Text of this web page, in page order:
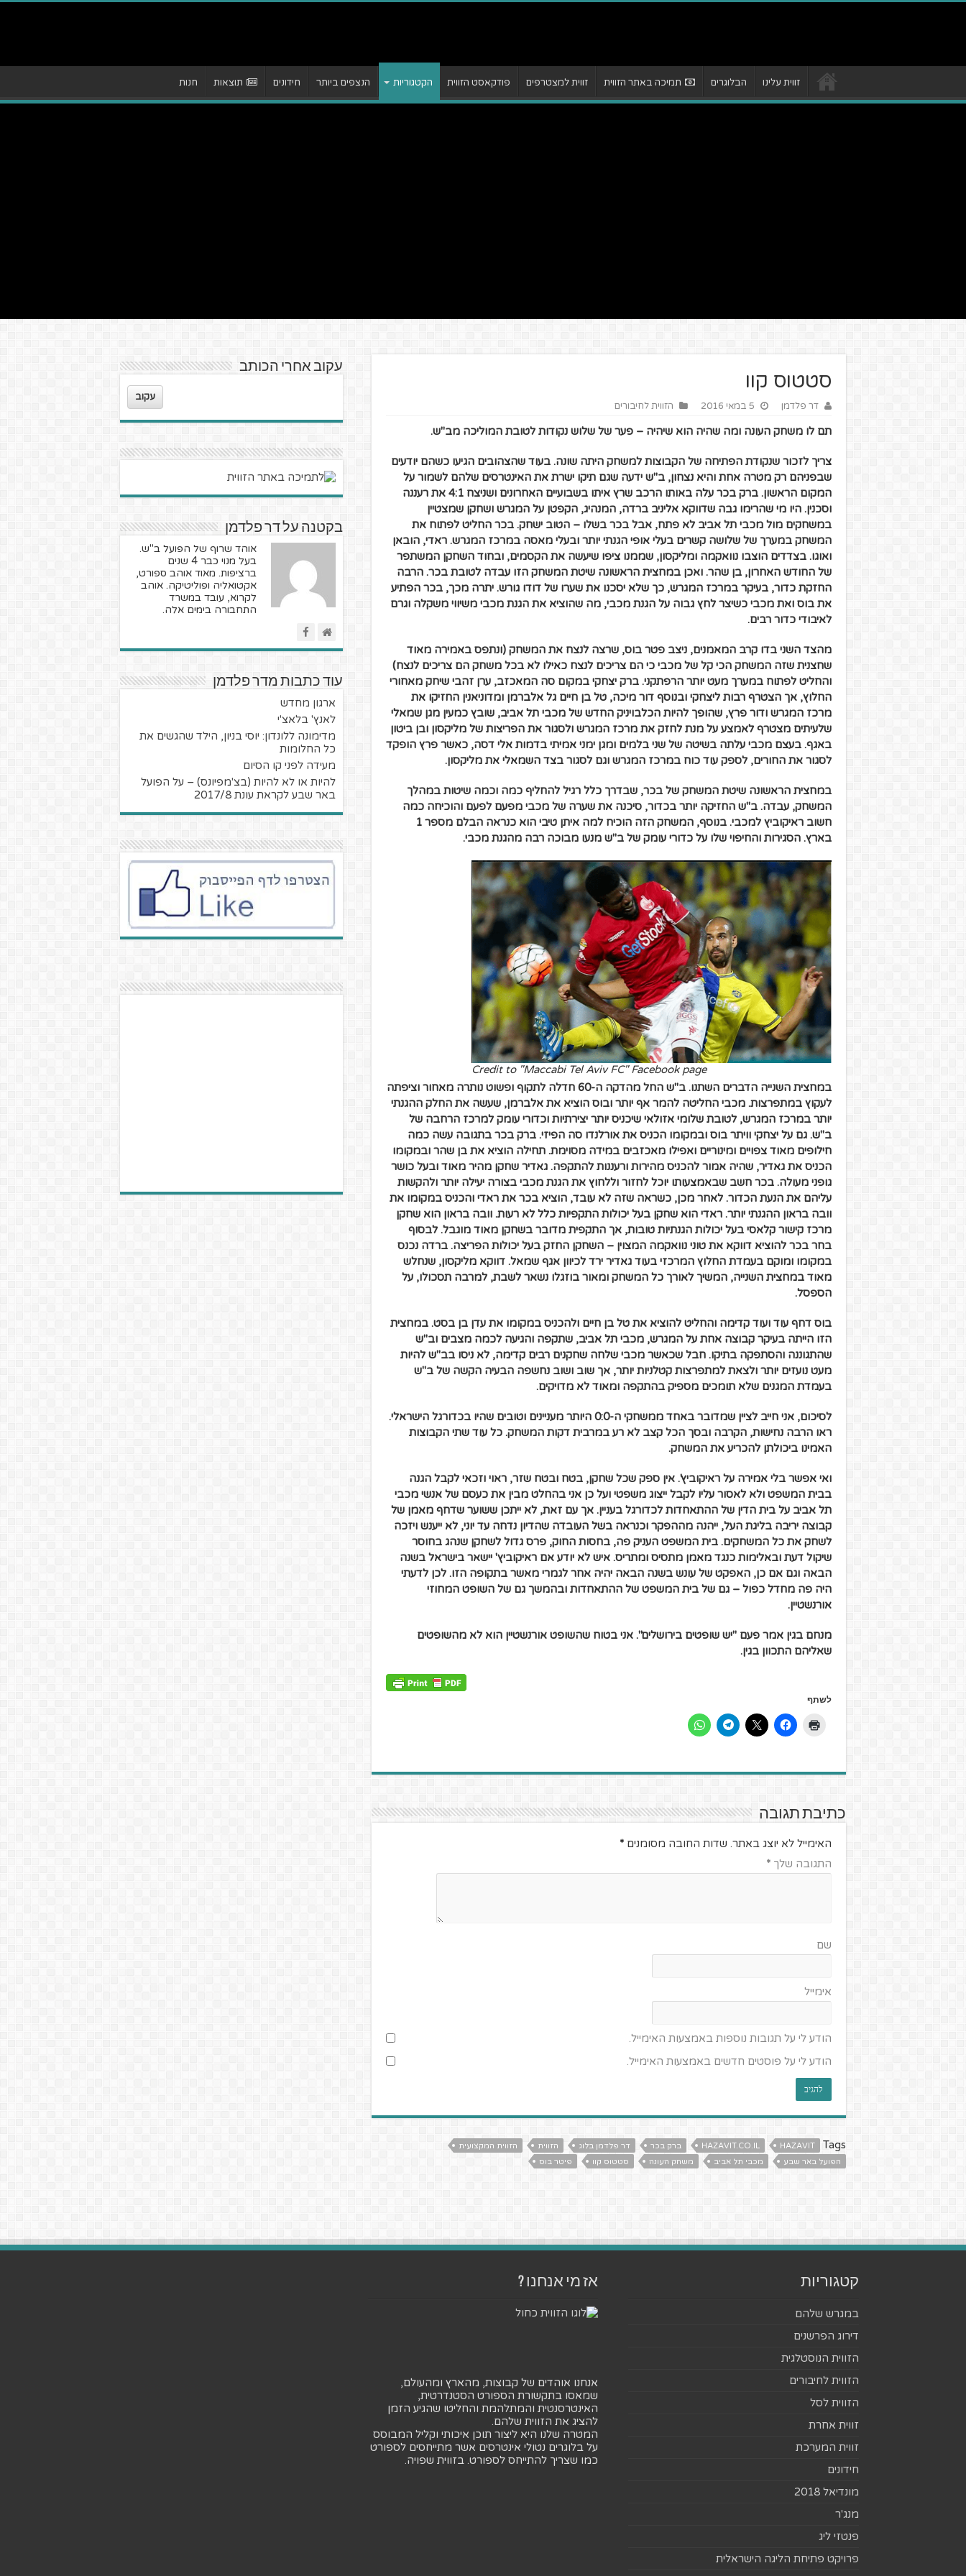
זווית עלינו הבלוגרים תמיכה באתר הזווית זווית למצטרפים פודקאסט הזווית הקטגוריות הנצפים ביותר חידונים תוצאות חנות
סטטוס קוו
דר פלדמן 5 במאי 2016 הזווית לחיבורים
תם לו משחק העונה ומה שהיה הוא שיהיה – פער של שלוש נקודות לטובת המוליכה מב"ש.
צריך לזכור שנקודת הפתיחה של הקבוצות למשחק היתה שונה. בעוד שהצהובים הגיעו כשהם יודעים
שבפניהם רק מטרה אחת והיא נצחון, ב"ש ידעה שגם תיקו ישרת את האינטרסים שלהם לשמור על
המקום הראשון.
ברק בכר עלה באותו הרכב שרץ איתו בשבועיים האחרונים ושניצח 4:1 את רעננה
וסכנין. היו מי שהרימו גבה שדווקא אליניב ברדה, המנהיג, הקפטן על המגרש ושחקן שמצטיין
במשחקים מול מכבי תל אביב לא פתח, אבל בכר בשלו – הטוב ישחק. בכר החליט לפתוח את
המשחק במערך של שלושה קשרים בעלי אופי הגנתי יותר ובעלי מאסה במרכז המגרש. ראדי, הובאן
ואוגו. בצדדים הוצבו נוואקמה ומליקסון, שממנו ציפו שיעשה את הקסמים, ובחוד השחקן המשתפר
של החודש האחרון, בן שהר. ואכן במחצית הראשונה שיטת המשחק הזו עבדה לטובת בכר. הרבה
החזקת כדור, בעיקר במרכז המגרש, כך שלא יסכנו את שערו של דודו גורש. יתרה מכך, בכר הפתיע
את בוס ואת מכבי כשיצר לחץ גבוה על הגנת מכבי, מה שהוציא את הגנת מכבי משיווי משקלה וגרם
לאיבודי כדור רבים.
מהצד השני בדו קרב המאמנים, ניצב פטר בוס, שרצה לנצח את המשחק (ונתפס באמירה מאוד
שחצנית שזה המשחק הכי קל של מכבי כי הם צריכים לנצח כאילו לא בכל משחק הם צריכים לנצח)
והחליט לפתוח במערך מעט יותר הרפתקני. ברק יצחקי במקום סה המאכזב, ערן זהבי שיחק מאחורי
החלוץ, אך הצטרף רבות ליצחקי ובנוסף דור מיכה, טל בן חיים גל אלברמן ומדוניאנין החזיקו את
מרכז המגרש ודור פרץ, שהופך להיות הכלבויניק החדש של מכבי תל אביב, שובץ כמעין מגן שמאלי
שלעיתים מצטרף לאמצע על מנת לחזק את מרכז המגרש ולסגור את הפריצות של מליקסון ובן ביטון
באגף. בעצם מכבי עלתה בשיטה של שני בלמים ומגן ימני אמיתי בדמות אלי דסה, כאשר פרץ הופקד
לסגור את החורים, לספק עוד כוח במרכז המגרש וגם לסגור בצד השמאלי את מליקסון.
במחצית הראשונה שיטת המשחק של בכר, שבדרך כלל רגיל להחליף כמה וכמה שיטות במהלך
המשחק, עבדה. ב"ש החזיקה יותר בכדור, סיכנה את שערה של מכבי מפעם לפעם והוכיחה כמה
חשוב ראיקוביץ למכבי. בנוסף, המשחק הזה הוכיח למה איתן טיבי הוא כנראה הבלם מספר 1
בארץ. הסגירות והחיפוי שלו על כדורי עומק של ב"ש מנעו מבוכה רבה מהגנת מכבי.
Credit to "Maccabi Tel Aviv FC" Facebook page
במחצית השנייה הדברים השתנו. ב"ש החל מהדקה ה-60 חדלה לתקוף ופשוט נותרה מאחור וציפתה
לעקוץ במתפרצות. מכבי החליטה להמר אף יותר ובוס הוציא את אלברמן, שעשה את החלק ההגנתי
יותר במרכז המגרש, לטובת שלומי אזולאי שיכניס יותר יצירתיות וכדורי עומק למרכז הרחבה של
ב"ש. גם על יצחקי וויתר בוס ובמקומו הכניס את אורלנדו סה הפיזי. ברק בכר בתגובה עשה כמה
חילופים מאוד צפויים ומינוריים ואפילו מאכזבים במידה מסוימת. תחילה הוציא את בן שהר ובמקומו
הכניס את גאדיר, שהיה אמור להכניס מהירות ורעננות להתקפה. גאדיר שחקן מהיר מאוד ובעל כושר
גופני מעולה. בכר חשב שבאמצעותו יוכל לחזור וללחוץ את הגנת מכבי בצורה יעילה יותר ולהקשות
עליהם את הנעת הכדור. לאחר מכן, כשראה שזה לא עובד, הוציא בכר את ראדי והכניס במקומו את
וובה בראון ההגנתי יותר. ראדי הוא שחקן בעל יכולות התקפיות כלל לא רעות. וובה בראון הוא שחקן
מרכז קישור קלאסי בעל יכולות הגנתיות טובות, אך התקפית מדובר בשחקן מאוד מוגבל. לבסוף
בחר בכר להוציא דווקא את טוני נוואקמה המצוין – השחקן החזק בעל יכולות הפריצה. ברדה נכנס
במקומו ומוקם בעמדת החלוץ המרכזי בעוד גאדיר ירד לכיוון אגף שמאל. דווקא מליקסון, שנחלש
מאוד במחצית השנייה, המשיך לאורך כל המשחק ומאור בוזגלו נשאר לשבת, למרבה תסכולו, על
הספסל.
בוס דחף עוד ועוד קדימה והחליט להוציא את טל בן חיים ולהכניס במקומו את עדן בן בסט. במחצית
הזו הייתה בעיקר קבוצה אחת על המגרש, מכבי תל אביב, שתקפה והגיעה לכמה מצבים וב"ש
שהתגוננה והסתפקה בתיקו. חבל שכאשר מכבי שלחה שחקנים רבים קדימה, לא ניסו בב"ש להיות
מעט נועזים יותר ולצאת למתפרצות קטלניות יותר, אך שוב ושוב נחשפה הבעיה הקשה של ב"ש
בעמדת המגנים שלא תומכים מספיק בהתקפה ומאוד לא מדויקים.
לסיכום, אני חייב לציין שמדובר באחד ממשחקי ה-0:0 היותר מעניינים וטובים שהיו בכדורגל הישראלי.
ראו הרבה נחישות, הקרבה ובסך הכל קצב לא רע במרבית דקות המשחק. כל עוד שתי הקבוצות
האמינו ביכולתן להכריע את המשחק.
ואי אפשר בלי אמירה על ראיקוביץ'. אין ספק שכל שחקן, בטח ובטח שזר, ראוי וזכאי לקבל הגנה
בבית המשפט ולא לאסור עליו לקבל ייצוג משפטי ועל כן אני בהחלט מבין את כעסם של אנשי מכבי
תל אביב על בית הדין של ההתאחדות לכדורגל בעניין. אך עם זאת, לא ייתכן ששוער שדחף מאמן של
קבוצה יריבה בליגת העל, ייהנה מההפקר וכנראה בשל העובדה שהדיון נדחה עד יוני, לא ייענש ויזכה
לשחק את כל המשחקים. בית המשפט העניק פה, בחסות החוק, פרס גדול לשחקן שנהג בחוסר
שיקול דעת ובאלימות כנגד מאמן מתסיס ומתריס. איש לא יודע אם ראיקוביץ' יישאר בישראל בשנה
הבאה וגם אם כן, האפקט של עונש בשנה הבאה יהיה אחר לגמרי מאשר בתקופה הזו. לכן לדעתי
היה פה מחדל כפול – גם של בית המשפט של ההתאחדות ובהמשך גם של השופט המחוזי
אורנשטיין.
מנחם בגין אמר פעם "יש שופטים בירושלים". אני בטוח שהשופט אורנשטיין הוא לא מהשופטים
שאליהם התכוון בגין.
לשתף
כתיבת תגובה
האימייל לא יוצג באתר. שדות החובה מסומנים *
התגובה שלך *
שם
אימייל
הודע לי על תגובות נוספות באמצעות האימייל.
הודע לי על פוסטים חדשים באמצעות האימייל.
Tags
HAZAVIT
HAZAVIT.CO.IL ברק בכר דר פלדמן בלוג הזווית
הזווית המקצועית
הפועל באר שבע
מכבי תל אביב משחק העונה סטטוס קוו פיטר בוס
עקוב אחרי הכותב
עקוב
בקטנה על דר פלדמן
אוהד שרוף של הפועל ב"ש.
בעל מנוי כבר 4 שנים
ברציפות. מאוד אוהב ספורט,
אקטואליה ופוליטיקה. אוהב
לקרוא, עובד במשרד
התחבורה בימים אלה.
עוד כתבות מדר פלדמן
ארגון מחדש
לאנץ' בלאצ'י
מדימונה ללונדון: יוסי בניון, הילד שהגשים את
כל החלומות
מעידה לפני קו הסיום
להיות או לא להיות (בצ'מפיונס) – על הפועל
באר שבע לקראת עונת 2017/8
קטגוריות
במגרש שלהם
דירוג הפרשנים
הזווית הנוסטלגית
הזווית לחיבורים
הזווית לסל
זווית אחרת
זווית המערכת
חידונים
מונדיאל 2018
מנג'ר
פנטזי ליג
פרויקט פתיחת הליגה הישראלית
אז מי אנחנו ?
אנחנו אוהדים של קבוצות, מהארץ ומהעולם,
שמאסו בתקשורת הספורט הסטנדרטית,
האינטרסנטית והמתלהמת והחליטו שהגיע הזמן
להציג את הזווית שלהם.
המטרה שלנו היא ליצור תוכן איכותי וקליל המבוסס
על בלוגרים נטולי אינטרסים אשר מתייחסים לספורט
כמו שצריך להתייחס לספורט. בזווית שפויה.